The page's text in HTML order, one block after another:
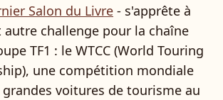
Salon du Livre - s'apprête à
challenge pour la chaîne
TF1 : le WTCC (World Touring
une compétition mondiale
voitures de tourisme au